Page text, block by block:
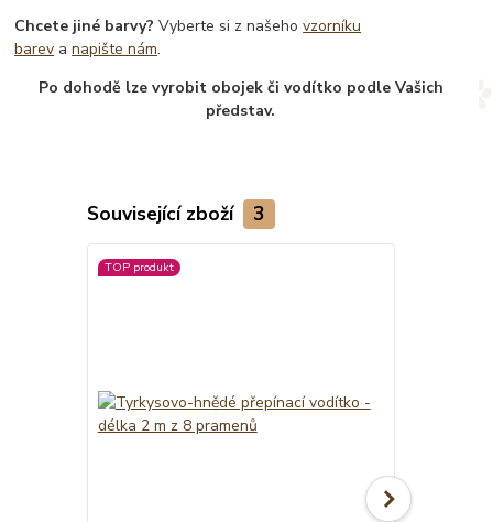
Chcete jiné barvy? Vyberte si z našehovzorníku
barev anapište nám.
Po dohodě lze vyrobit obojek či vodítko podle Vašich
představ.
Související zboží 3
TOP produkt